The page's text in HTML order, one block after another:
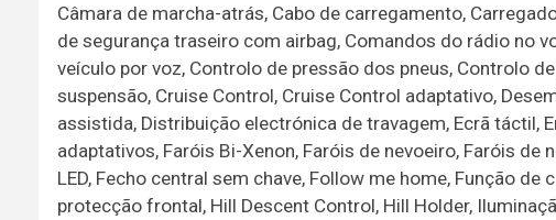
Câmara de marcha-atrás, Cabo de carregamento,
de segurança traseiro com airbag, Comandos do rádio no
veículo por voz, Controlo de pressão dos pneus, Controlo
suspensão, Cruise Control, Cruise Control adaptativo,
assistida, Distribuição electrónica de travagem, Ecrã táctil,
adaptativos, Faróis Bi-Xenon, Faróis de nevoeiro, Faróis de
LED, Fecho central sem chave, Follow me home, Função
protecção frontal, Hill Descent Control, Hill Holder,